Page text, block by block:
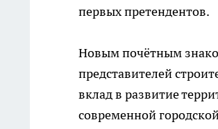
первых претендентов.
Новым почётным
представителей
вклад в развитие
современной